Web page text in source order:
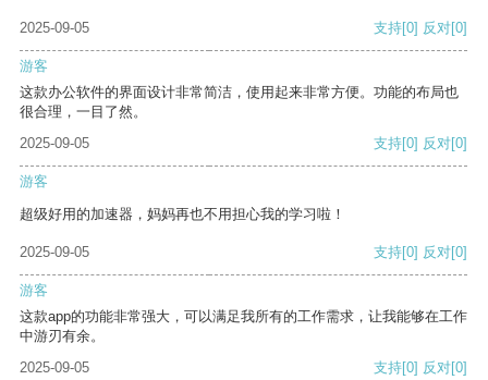
2025-09-05 支持[0] 反对[0]
游客
这款办公软件的界面设计非常简洁，使用起来非常方便。功能的布局也
很合理，一目了然。
2025-09-05
支持[0] 反对[0]
游客
超级好用的加速器，妈妈再也不用担心我的学习啦！
2025-09-05 支持[0] 反对[0]
游客
这款app的功能非常强大，可以满足我所有的工作需求，让我能够在工作
中游刃有余。
2025-09-05
支持[0] 反对[0]